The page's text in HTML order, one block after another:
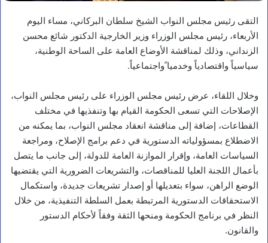
التقى رئيس مجلس النواب الشيخ سلطان البركاني، مساء اليوم
الأربعاء، رئيس مجلس الوزراء وزير الخارجية الدكتور شائع محسن
الزنداني، وذلك لمناقشة الأوضاع العامة على الساحة الوطنية،
سياسياً واقتصادياً وخدميا ًواجتماعياً.
وخلال اللقاء، عرض رئيس مجلس الوزراء على رئيس مجلس النواب،
الإصلاحات التي تسعى الحكومة القيام بها وتنفذيها في مختلف
القطاعات، إضافة إلى مناقشة انعقاد مجلس النواب، بما يمكنه من
الاضطلاع بمسؤولياته الدستورية في دعم برامج الإصلاح، ومراجعة
السياسات العامة، وإقرار الموازنة العامة للدولة، إلى جانب ما يتصل
بأعمال اللجنة العليا للمناقصات، والتشريعات الضرورية التي يقتضيها
الوضع الراهن، سواء بتعديلها أو إصدار تشريعات جديدة، واستكمال
الاستحقاقات الدستورية المرتبطة بعمل السلطة التنفيذية، من خلال
النظر في برنامج الحكومة ومنحها الثقة وفقاً لأحكام الدستور
والقانون.